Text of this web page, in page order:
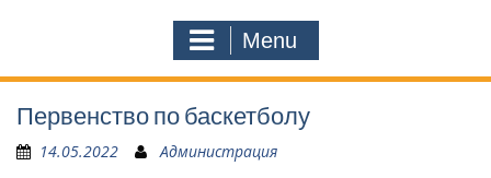
Menu
Первенство по баскетболу
14.05.2022 Администрация